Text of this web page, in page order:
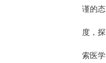
谨的态
度，探
索医学